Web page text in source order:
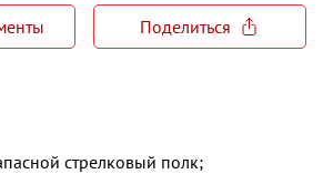
Поделиться
стрелковый полк;